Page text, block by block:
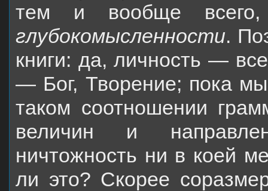
тем и вообще всего,
глубокомысленности.
книги: да, личность —
— Бог, Творение; пока
таком соотношении
величин и
ничтожность ни в коей
ли это? Скорее